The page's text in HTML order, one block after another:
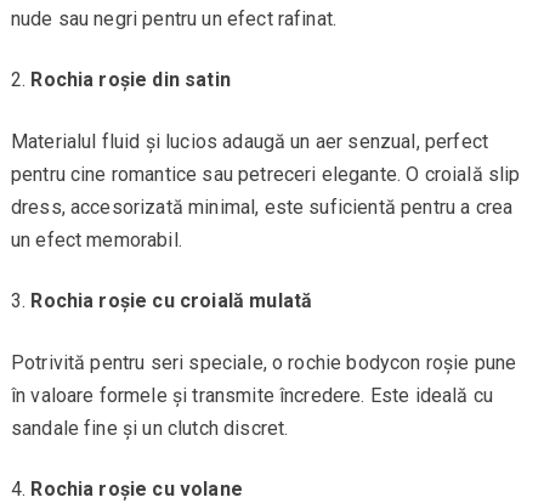
nude sau negri pentru un efect rafinat.
Rochia roșie din satin
Materialul fluid și lucios adaugă un aer senzual, perfect
pentru cine romantice sau petreceri elegante. O croială slip
dress, accesorizată minimal, este suficientă pentru a crea
un efect memorabil.
Rochia roșie cu croială mulată
Potrivită pentru seri speciale, o rochie bodycon roșie pune
în valoare formele și transmite încredere. Este ideală cu
sandale fine și un clutch discret.
Rochia roșie cu volane